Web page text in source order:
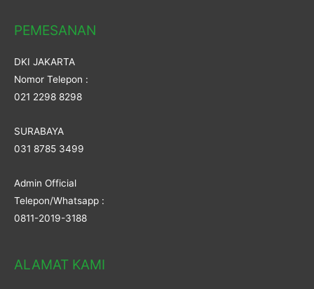
PEMESANAN
DKI JAKARTA
Nomor Telepon :
021 2298 8298
SURABAYA
031 8785 3499
Admin Official
Telepon/Whatsapp :
0811-2019-3188
ALAMAT KAMI